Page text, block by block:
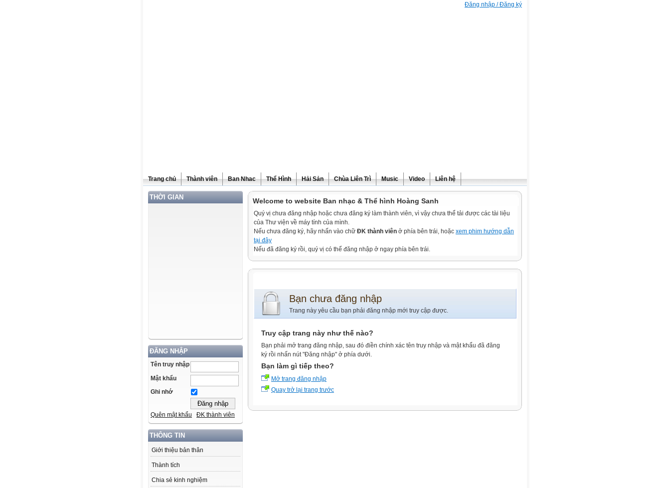
Đăng nhập / Đăng ký
Trang chủ Thành viên Ban Nhac Thể Hình Hải Sản Chùa Liên Trì Music Video Liên hệ
THỜI GIAN
ĐĂNG NHẬP
Tên truy nhập
Mật khẩu
Ghi nhớ
Quên mật khẩu ĐK thành viên
THÔNG TIN
Giới thiệu bản thân
Thành tích
Chia sẻ kinh nghiệm
Welcome to website Ban nhạc & Thể hình Hoàng Sanh
Quý vị chưa đăng nhập hoặc chưa đăng ký làm thành viên, vì vậy chưa thể tải được các tài liệu
của Thư viện về máy tính của mình.
Nếu chưa đăng ký, hãy nhấn vào chữ ĐK thành viên ở phía bên trái, hoặc xem phim hướng dẫn
tại đây
Nếu đã đăng ký rồi, quý vị có thể đăng nhập ở ngay phía bên trái.
Bạn chưa đăng nhập
Trang này yêu cầu bạn phải đăng nhập mới truy cập được.
Truy cập trang này như thế nào?
Bạn phải mở trang đăng nhập, sau đó điền chính xác tên truy nhập và mật khẩu đã đăng
ký rồi nhấn nút "Đăng nhập" ở phía dưới.
Bạn làm gì tiếp theo?
Mở trang đăng nhập
Quay trở lại trang trước